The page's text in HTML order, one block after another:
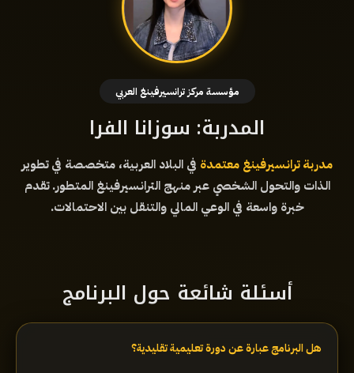
مؤسسة مركز ترانسيرفينغ العربي
المدربة: سوزانا الفرا
مدربة ترانسيرفينغ معتمدة في البلاد العربية، متخصصة في تطوير
الذات والتحول الشخصي عبر منهج الترانسيرفينغ المتطور. تقدم
خبرة واسعة في الوعي المالي والتنقل بين الاحتمالات.
أسئلة شائعة حول البرنامج
هل البرنامج عبارة عن دورة تعليمية تقليدية؟